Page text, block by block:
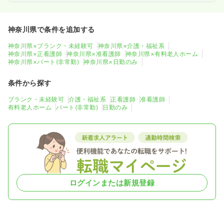
神奈川県で条件を追加する
神奈川県×ブランク・未経験可
神奈川県×介護・福祉系
神奈川県×正看護師
神奈川県×准看護師
神奈川県×有料老人ホーム
神奈川県×パート(非常勤)
神奈川県×日勤のみ
条件から探す
ブランク・未経験可 介護・福祉系 正看護師
准看護師
有料老人ホーム
パート(非常勤) 日勤のみ
ログインまたは新規登録